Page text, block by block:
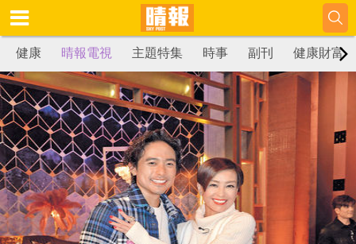
健康 晴報電視 主題特集 時事 副刊 健康財富